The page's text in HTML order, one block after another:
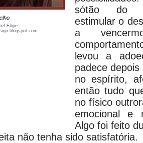
Filipe
sótão do
estimular o
a
levou a
padece
no espírito,
então tudo
no físico
emocional e
Algo foi feito
não tenha sido satisfatória.